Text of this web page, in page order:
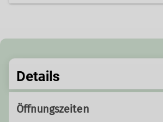
Sonderheft zum 100
Details
Öffnungszeiten